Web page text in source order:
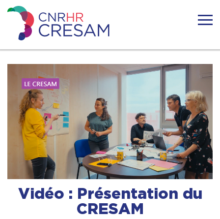
to
content
CRESAM
ACTUALITÉS
LE CRESAM
LA SURDICÉCITÉ
RESSOURCES
TÉMOIGNAGES
Vidéo : Présentation du
CRESAM